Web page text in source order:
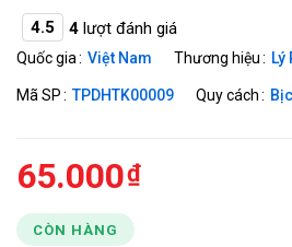
4.5 4 lượt đánh giá
Quốc gia Việt Nam Thương hiệu Lý
Mã SP TPDHTK00009 Quy cách
65.000
CÒN HÀNG